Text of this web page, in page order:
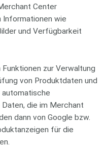
Center
wie
und Verfügbarkeit
zur Verwaltung
von Produktdaten und
automatische
die im Merchant
dann von Google bzw.
für die